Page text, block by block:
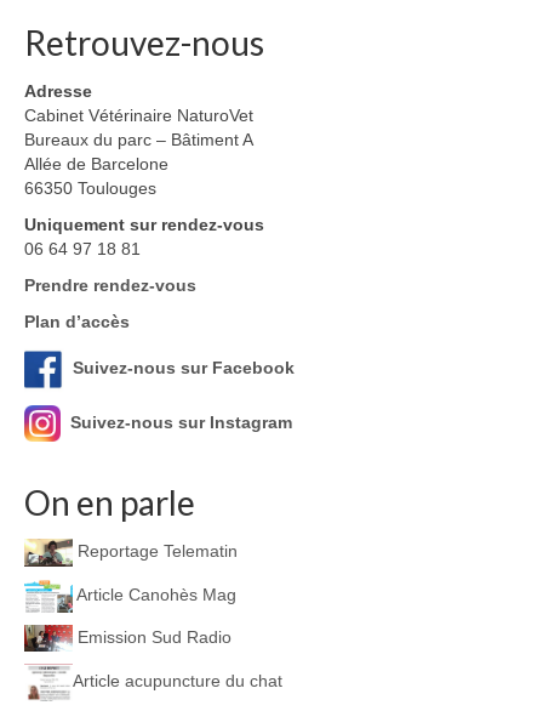
Retrouvez-nous
Adresse
Cabinet Vétérinaire NaturoVet
Bureaux du parc – Bâtiment A
Allée de Barcelone
66350 Toulouges
Uniquement sur rendez-vous
06 64 97 18 81
Prendre rendez-vous
Plan d’accès
Suivez-nous sur Facebook
Suivez-nous sur Instagram
On en parle
Reportage Telematin
Article Canohès Mag
Emission Sud Radio
Article acupuncture du chat